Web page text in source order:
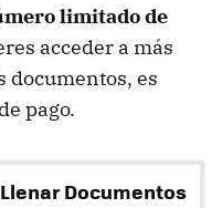
limitado de
acceder a más
documentos, es
pago.
Documentos